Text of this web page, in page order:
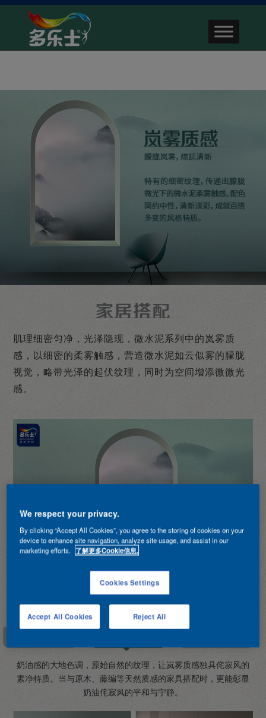
肌理细密匀净，光泽隐现，微水泥系列中的岚雾质
感，以细密的柔雾触感，营造微水泥如云似雾的朦胧
视觉，略带光泽的起伏纹理，同时为空间增添微微光
感。
奶油感的大地色调，原始自然的纹理，让岚雾质感独具侘寂风的
素净特质。当与原木、藤编等天然质感的家具搭配时，更能彰显
奶油侘寂风的平和与宁静。
We respect your privacy.
By clicking “Accept All Cookies”, you agree to the storing of cookies on your
device to enhance site navigation, analyze site usage, and assist in our
marketing efforts.
了解更多Cookie信息.
Cookies Settings
Reject All
Accept All Cookies